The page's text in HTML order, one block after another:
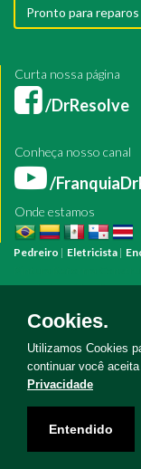
Pronto para
Curta nossa página
/DrResolve
Conheça nosso canal
/
Onde estamos
Pedreiro | Eletricista |
Bombeiro Hidráulico
ReformaServiço
HidráulicaServiço
Cookies.
Utilizamos Cookies
continuar você
Privacidade
Entendido